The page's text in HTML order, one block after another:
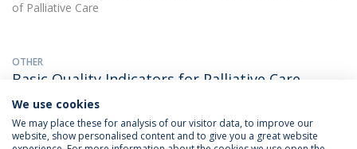
of Palliative Care
OTHER
Basic Quality Indicators for Palliative Care
Services in Portugal: cultural aspects of care
Capelas, M., Manuel Luís Vila Capelas. (2013). Basic Quality
Indicators for Palliative Care Services in Portugal: cultural
We use cookies
We may place these for analysis of our visitor data, to improve our
website, show personalised content and to give you a great website